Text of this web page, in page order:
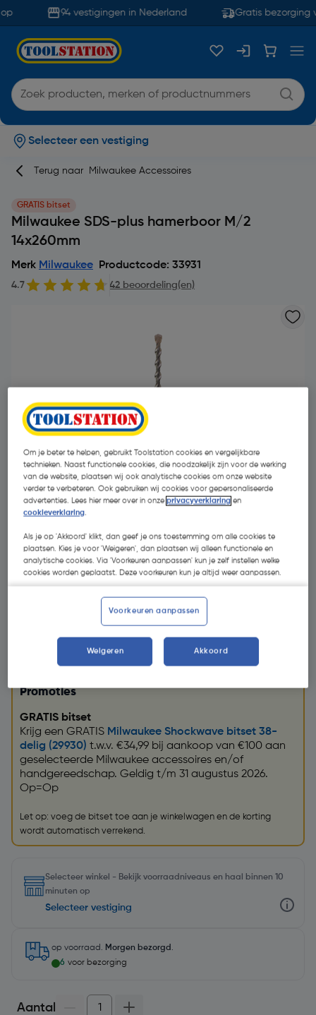
94 vestigingen in Nederland Gratis bezorging
Selecteer een vestiging
Terug naar Milwaukee Accessoires
GRATIS bitset
Milwaukee SDS-plus hamerboor M/2
14x260mm
Merk Milwaukee Productcode: 33931
4.7 42 beoordeling(en)
€ 13,01
€ 11,06| Excl. btw € 9,14
Kies productvariant
Promoties
GRATIS bitset
Krijg een GRATIS Milwaukee Shockwave bitset 38-
delig (29930) t.w.v. €34,99 bij aankoop van €100 aan
geselecteerde Milwaukee accessoires en/of
handgereedschap. Geldig t/m 31 augustus 2026.
Op=Op
Let op: voeg de bitset toe aan je winkelwagen en de korting
wordt automatisch verrekend.
Selecteer winkel - Bekijk voorraadniveaus en haal binnen 10
minuten op
Selecteer vestiging
op voorraad. Morgen bezorgd .
6 voor bezorging
Aantal
Om je beter te helpen, gebruikt Toolstation cookies en vergelijkbare
technieken. Naast functionele cookies, die noodzakelijk zijn voor de werking
van de website, plaatsen wij ook analytische cookies om onze website
verder te verbeteren. Ook gebruiken wij cookies voor gepersonaliseerde
advertenties. Lees hier meer over in onzeprivacyverklaring en
cookieverklaring.
Als je op 'Akkoord' klikt, dan geef je ons toestemming om alle cookies te
plaatsen. Kies je voor 'Weigeren', dan plaatsen wij alleen functionele en
analytische cookies. Via 'Voorkeuren aanpassen' kun je zelf instellen welke
cookies worden geplaatst. Deze voorkeuren kun je altijd weer aanpassen.
Voorkeuren aanpassen
Weigeren Akkoord